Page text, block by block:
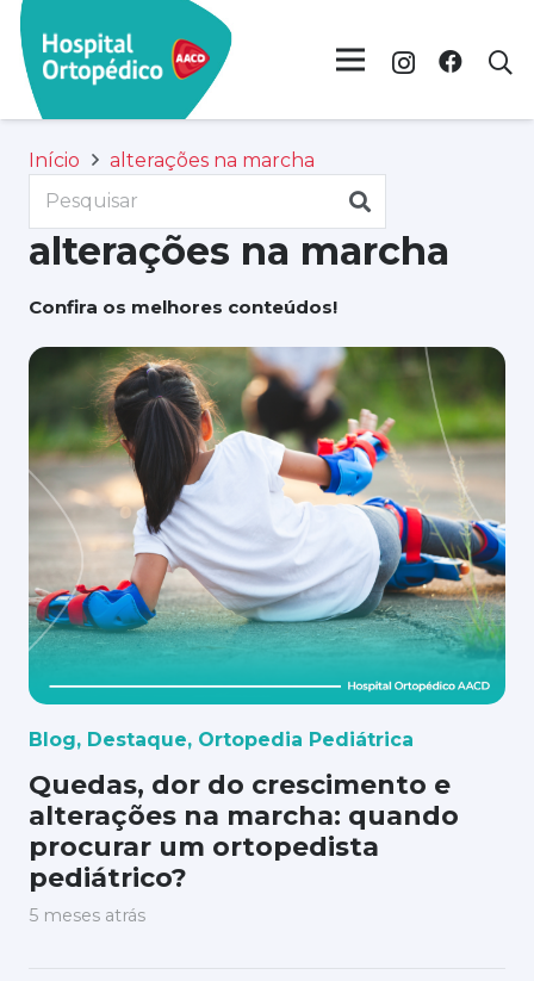
Início alterações na marcha
alterações na marcha
Confira os melhores conteúdos!
Blog, Destaque, Ortopedia Pediátrica
Quedas, dor do crescimento e
alterações na marcha: quando
procurar um ortopedista
pediátrico?
5 meses atrás